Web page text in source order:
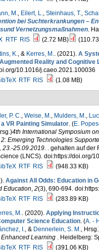
M., Eilert, L., Steinhaus, T.,
bei Suchterkrankungen –
Vernetzungsmaßnahmen.
RTF RIS (2.72 MB)
K., & Kerres, M.. (2021). A
Reality and Cognitive
10.1016/j.caeo.2021.100036
RTF RIS (1.08 MB)
P. C., Weise, M., Mulders, M.,
VR Painting Simulator. (E.
)4th International Symposium
2: Emerging Technologies
23.-25.09.2019. . gehalten auf der
(LNCS). doi:https://doi.org/
RTF RIS
(948.33 KB)
Against All Odds: Education in
Education, 2(3), 690-694.
RTF RIS
(283.89 KB)
M.. (2020). Applying
Science Education. (A. -
I., & Dennerlein, S. M., Hrsg.
Enhanced Learning . Heidelberg:
RTF RIS
(391.06 KB)